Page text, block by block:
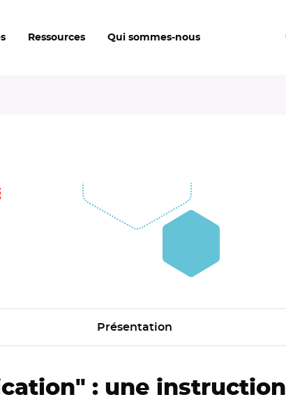
Ressources Qui sommes-nous
Présentation
: une instruction